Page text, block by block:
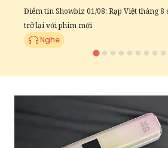
Điểm tin Showbiz 01/08: Rạp Việt tháng 8
trở lại với phim mới
Nghe